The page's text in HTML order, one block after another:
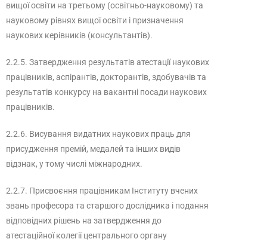
вищої освіти на третьому (освітньо-науковому) та
науковому рівнях вищої освіти і призначення
наукових керівників (консультантів).
2.2.5. Затвердження результатів атестації наукових
працівників, аспірантів, докторантів, здобувачів та
результатів конкурсу на вакантні посади наукових
працівників.
2.2.6. Висування видатних наукових праць для
присудження премій, медалей та інших видів
відзнак, у тому числі міжнародних.
2.2.7. Присвоєння працівникам Інституту вчених
звань професора та старшого дослідника і подання
відповідних рішень на затвердження до
атестаційної колегії центрального органу